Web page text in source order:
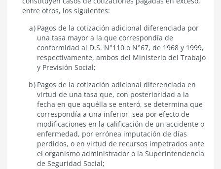
entre otros, los siguientes:
Pagos de la cotización adicional diferenciada por
una tasa mayor a la que correspondía de
conformidad al D.S. N°110 o N°67, de 1968 y 1999,
respectivamente, ambos del Ministerio del Trabajo
y Previsión Social;
Pagos de la cotización adicional diferenciada en
virtud de una tasa que, con posterioridad a la
fecha en que aquélla se enteró, se determina que
correspondía a una inferior, sea por efecto de
modificaciones en la calificación de un accidente o
enfermedad, por errónea imputación de días
perdidos, o en virtud de recursos impetrados ante
el organismo administrador o la Superintendencia
de Seguridad Social;